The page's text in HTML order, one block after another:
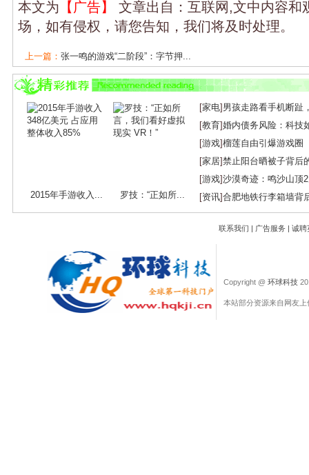
本文为 【广告】
文章出自：互联网,文中内容和
场，如有侵权，请您告知，我们将及时处理。
上一篇： 张一鸣的游戏“二阶段”：字节押...
下一篇：索尼跨界出击！《地平线》MMORPG...
2015年手游收入... 罗技：“正如所...
[家电] 男孩走路看手机断趾
[教育]婚内债务风险：科技
[游戏]榴莲自由引爆游戏圈
[家居]禁止阳台晒被子背后
[游戏]沙漠奇迹：鸣沙山顶
[资讯]合肥地铁行李箱墙背
联系我们 | 广告服务 | 诚聘
Copyright @ 环球科技
本站部分资源来自网友